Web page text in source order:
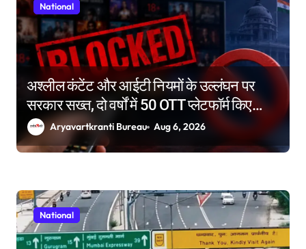
National
अश्लील कंटेंट और आईटी नियमों के उल्लंघन पर
सरकार सख्त, दो वर्षों में 50 OTT प्लेटफॉर्म किए
ब्लॉकAryavartkranti Bureau Aug 6, 2026
National